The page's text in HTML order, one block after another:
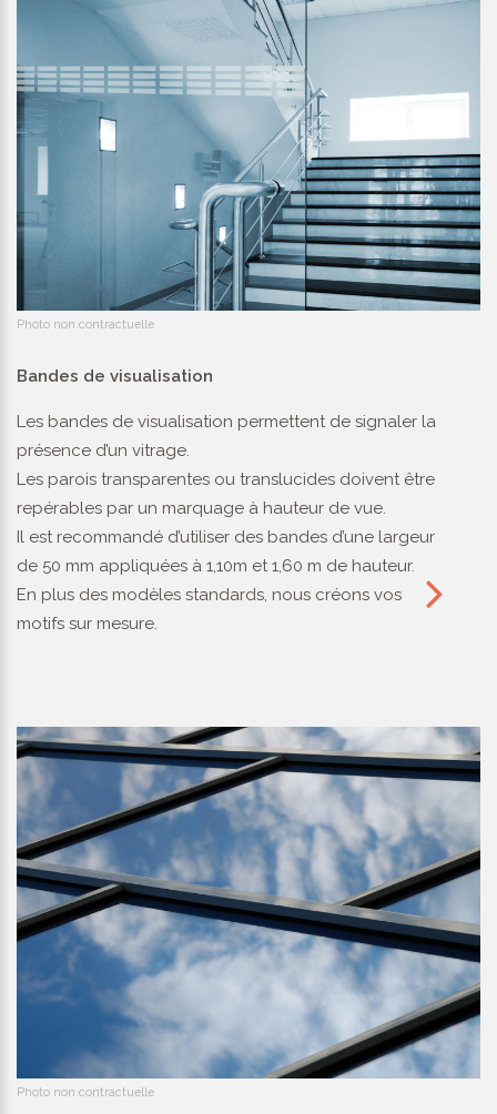
Photo non contractuelle
Bandes de visualisation
Les bandes de visualisation permettent de signaler la
présence d’un vitrage.
Les parois transparentes ou translucides doivent être
repérables par un marquage à hauteur de vue.
Il est recommandé d’utiliser des bandes d’une largeur
de 50 mm appliquées à 1,10m et 1,60 m de hauteur.
En plus des modèles standards, nous créons vos
motifs sur mesure.
Photo non contractuelle